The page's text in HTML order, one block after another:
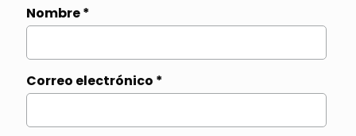
Nombre*
Correo electrónico *